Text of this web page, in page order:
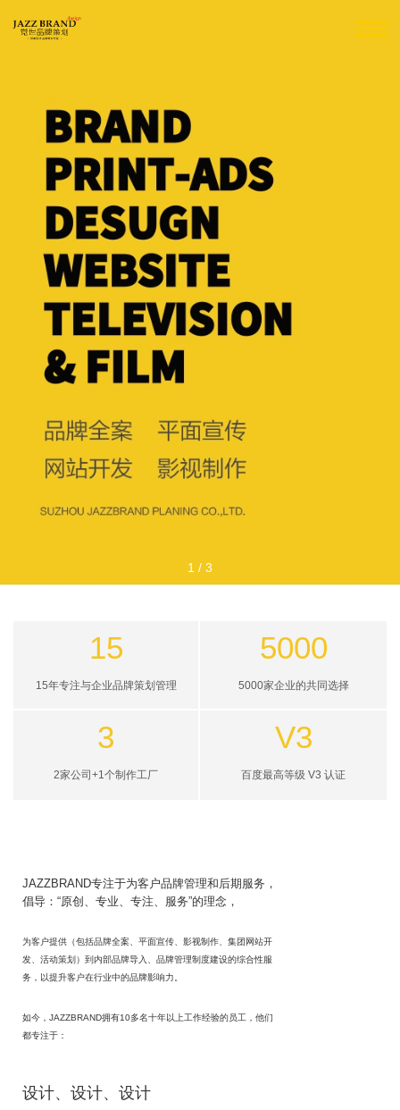
1 / 3
15
15年专注与企业品牌策划管理
5000
5000家企业的共同选择
3
2家公司+1个制作工厂
V3
百度最高等级 V3 认证
JAZZBRAND专注于为客户品牌管理和后期服务，
倡导：“原创、专业、专注、服务”的理念，
为客户提供（包括品牌全案、平面宣传、影视制作、集团网站开
发、活动策划）到内部品牌导入、品牌管理制度建设的综合性服
务，以提升客户在行业中的品牌影响力。
如今，JAZZBRAND拥有10多名十年以上工作经验的员工，他们
都专注于：
设计、设计、设计